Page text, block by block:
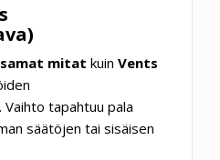
samat mitat kuin Vents
Vaihto tapahtuu pala
säätöjen tai sisäisen